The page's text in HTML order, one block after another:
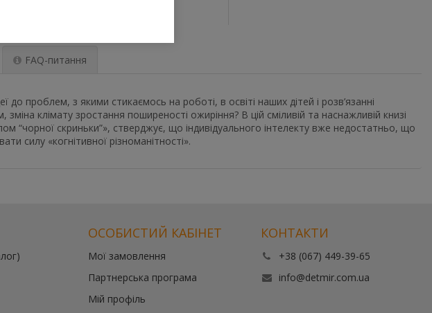
FAQ-питання
до проблем, з якими стикаємось на роботі, в освіті наших дітей і розв’язанні
клімату зростання поширеності ожиріння? В цій сміливій та наснажливій книзі
“чорної скриньки”», стверджує, що індивідуального інтелекту вже недостатньо, що
силу «когнітивної різноманітності».
ОСОБИСТИЙ КАБІНЕТ
Мої замовлення
Партнерська програма
Мій профіль
КОНТАКТИ
+38 (067) 449-39-65
info@detmir.com.ua